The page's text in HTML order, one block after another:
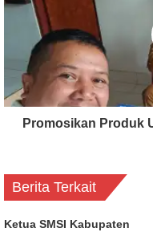
Promosikan Produk
Berita Terkait
Ketua SMSI Kabupaten